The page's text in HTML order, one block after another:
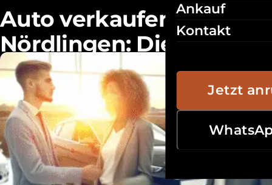
Ankauf
Kontakt
Jetzt
Auto verkaufen in
Nördlingen: Die Do’s &
Don’ts für Verkäufer